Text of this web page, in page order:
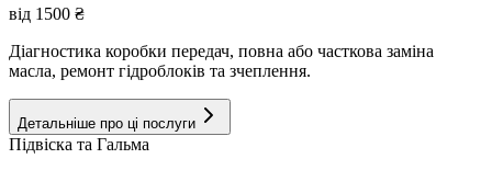
від 1500 ₴
Діагностика коробки передач, повна або часткова заміна
масла, ремонт гідроблоків та зчеплення.
Детальніше про ці послуги
Підвіска та Гальма